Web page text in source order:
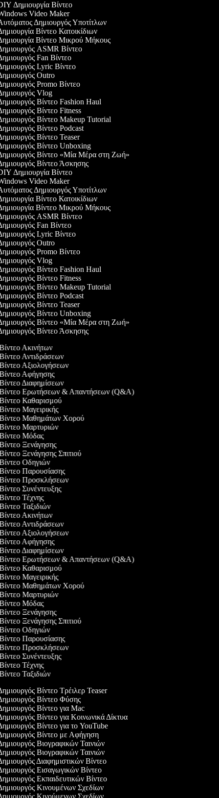
Δημιουργία Βίντεο
Video Maker
Δημιουργός Υποτίτλων
Βίντεο Κατοικίδιων
Βίντεο Μικρού Μήκους
ASMR Βίντεο
Fan Βίντεο
Lyric Βίντεο
Outro
Promo Βίντεο
Vlog
Βίντεο Fashion Haul
Βίντεο Fitness
Βίντεο Makeup Tutorial
Βίντεο Podcast
Βίντεο Teaser
Βίντεο Unboxing
Βίντεο «Μία Μέρα στη Ζωή»
Βίντεο Άσκησης
Δημιουργία Βίντεο
Video Maker
Δημιουργός Υποτίτλων
Βίντεο Κατοικίδιων
Βίντεο Μικρού Μήκους
ASMR Βίντεο
Fan Βίντεο
Lyric Βίντεο
Outro
Promo Βίντεο
Vlog
Βίντεο Fashion Haul
Βίντεο Fitness
Βίντεο Makeup Tutorial
Βίντεο Podcast
Βίντεο Teaser
Βίντεο Unboxing
Βίντεο «Μία Μέρα στη Ζωή»
Βίντεο Άσκησης
Ακινήτων
Αντιδράσεων
Αξιολογήσεων
Αφήγησης
Διαφημίσεων
Βίντεο Ερωτήσεων & Απαντήσεων (Q&A)
Καθαρισμού
Μαγειρικής
Βίντεο Μαθημάτων Χορού
Μαρτυριών
Μόδας
Ξενάγησης
Ξενάγησης Σπιτιού
Οδηγιών
Παρουσίασης
Βίντεο Προσκλήσεων
Συνέντευξης
Τέχνης
Ταξιδιών
Ακινήτων
Αντιδράσεων
Αξιολογήσεων
Αφήγησης
Διαφημίσεων
Βίντεο Ερωτήσεων & Απαντήσεων (Q&A)
Καθαρισμού
Μαγειρικής
Βίντεο Μαθημάτων Χορού
Μαρτυριών
Μόδας
Ξενάγησης
Ξενάγησης Σπιτιού
Οδηγιών
Παρουσίασης
Βίντεο Προσκλήσεων
Συνέντευξης
Τέχνης
Ταξιδιών
Βίντεο Τρέιλερ Teaser
Βίντεο Φύσης
Βίντεο για Mac
Βίντεο για Κοινωνικά Δίκτυα
Βίντεο για το YouTube
Βίντεο με Αφήγηση
Βιογραφικών Ταινιών
Βιογραφικών Ταινιών
Διαφημιστικών Βίντεο
Εισαγωγικών Βίντεο
Εκπαιδευτικών Βίντεο
Κινουμένων Σχεδίων